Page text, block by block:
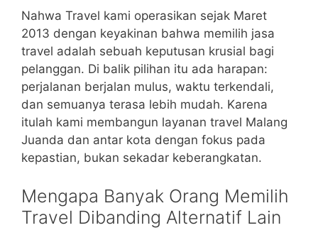
Nahwa Travel kami operasikan sejak Maret
2013 dengan keyakinan bahwa memilih jasa
travel adalah sebuah keputusan krusial bagi
pelanggan. Di balik pilihan itu ada harapan:
perjalanan berjalan mulus, waktu terkendali,
dan semuanya terasa lebih mudah. Karena
itulah kami membangun layanan travel Malang
Juanda dan antar kota dengan fokus pada
kepastian, bukan sekadar keberangkatan.
Mengapa Banyak Orang Memilih
Travel Dibanding Alternatif Lain